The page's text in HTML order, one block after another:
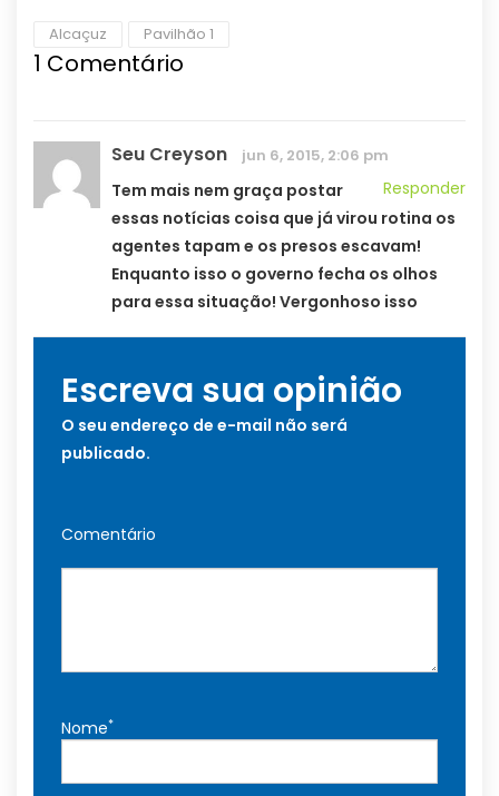
Alcaçuz Pavilhão 1
1 Comentário
Seu Creyson jun 6, 2015, 2:06 pm
Responder
Tem mais nem graça postar
essas notícias coisa que já virou rotina os
agentes tapam e os presos escavam!
Enquanto isso o governo fecha os olhos
para essa situação! Vergonhoso isso
Escreva sua opinião
O seu endereço de e-mail não será
publicado.
Comentário
Nome*